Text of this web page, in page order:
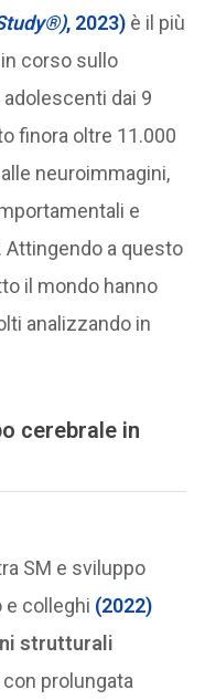
, 2023) è il più
corso sullo
dai 9
finora oltre 11.000
neuroimmagini,
e
Attingendo a questo
il mondo hanno
analizzando in
cerebrale in
SM e sviluppo
e colleghi (2022)
strutturali
prolungata